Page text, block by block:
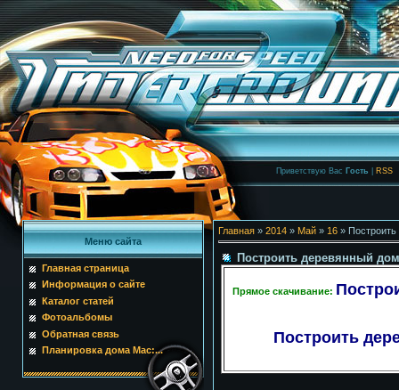
Приветствую Вас Гость RSS
Меню сайта
Главная страница
Информация о сайте
Каталог статей
Фотоальбомы
Обратная связь
Планировка дома Mac:...
Главная» 2014 » Май » 16» Построить
Построить деревянный
Прямое скачивание:
Построить